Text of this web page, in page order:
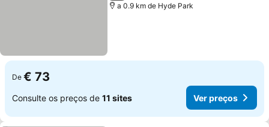
a 0.9 km de Hyde Park
De € 73
Consulte os preços de 11 sites Ver preços